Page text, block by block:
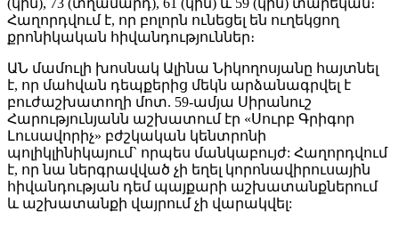
(կին), 73 (տղամարդ), 61 (կին) և 59 (կին) տարեկան։
Հաղորդվում է, որ բոլորն ունեցել են ուղեկցող
քրոնիկական հիվանդություններ։
ԱՆ մամուլի խոսնակ Ալինա Նիկողոսյանը հայտնել
է, որ մահվան դեպքերից մեկն արձանագրվել է
բուժաշխատողի մոտ. 59-ամյա Սիրանուշ
Հարությունյանն աշխատում էր «Սուրբ Գրիգոր
Լուսավորիչ» բժշկական կենտրոնի
պոլիկլինիկայում` որպես մանկաբույժ: Հաղորդվում
է, որ նա ներգրավված չի եղել կորոնավիրուսային
հիվանդության դեմ պայքարի աշխատանքներում
և աշխատանքի վայրում չի վարակվել: